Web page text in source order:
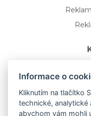
Informace o
Kliknutím na tlačítko
technické,
abychom vám mohli